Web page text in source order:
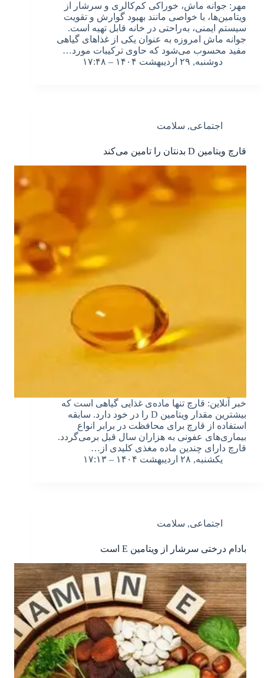
مهر: جوانه ماش، خوراکی کم‌کالری و سرشار از
ویتامین‌ها، با خواصی مانند بهبود گوارش و تقویت
سیستم ایمنی، به‌راحتی در خانه قابل تهیه است.
جوانه ماش امروزه به عنوان یکی از غذاهای گیاهی
مفید محسوب می‌شود که حاوی ترکیبات مورد…
دوشنبه, ۲۹ اردیبهشت ۱۴۰۴ – ۱۷:۴۸
اجتماعی, سلامت
قارچ ویتامین D بدنتان را تامین می‌کند
خبر آنلاین: قارچ تنها ماده‌ی غذایی گیاهی است که
بیشترین مقدار ویتامین D را در خود دارد. سابقه
استفاده از قارچ برای محافظت در برابر انواع
بیماری‌های عفونی به هزاران سال قبل برمی‌گردد.
قارچ دارای چندین ماده مغذی کلیدی از…
یکشنبه, ۲۸ اردیبهشت ۱۴۰۴ – ۱۷:۱۳
اجتماعی, سلامت
بادام درختی سرشار از ویتامین E است